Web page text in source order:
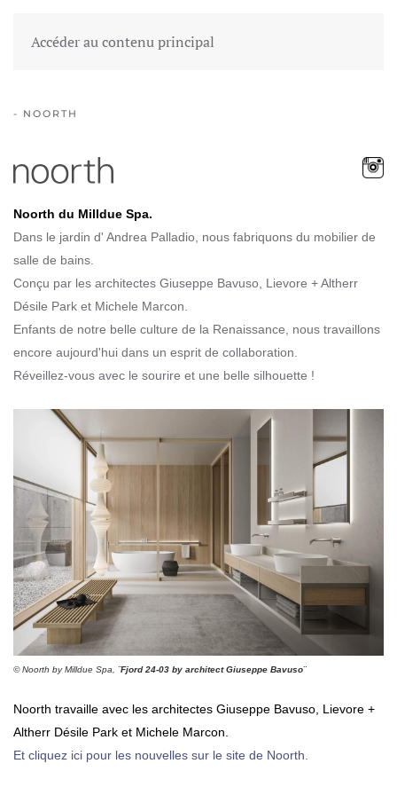
Accéder au contenu principal
MENU
- NOORTH
Noorth du Milldue Spa.
Dans le jardin d' Andrea Palladio, nous fabriquons du mobilier de
salle de bains.
Conçu par les architectes Giuseppe Bavuso, Lievore + Altherr
Désile Park et Michele Marcon.
Enfants de notre belle culture de la Renaissance, nous travaillons
encore aujourd'hui dans un esprit de collaboration.
Réveillez-vous avec le sourire et une belle silhouette !
© Noorth by Milldue Spa, ¨Fjord 24-03 by architect Giuseppe Bavuso¨
Noorth travaille avec les architectes Giuseppe Bavuso, Lievore +
Altherr Désile Park et Michele Marcon.
Et cliquez ici pour les nouvelles sur le site de Noorth.